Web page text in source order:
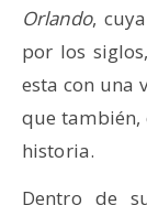
Orlando,
por los
esta con una
que también,
historia.
Dentro de